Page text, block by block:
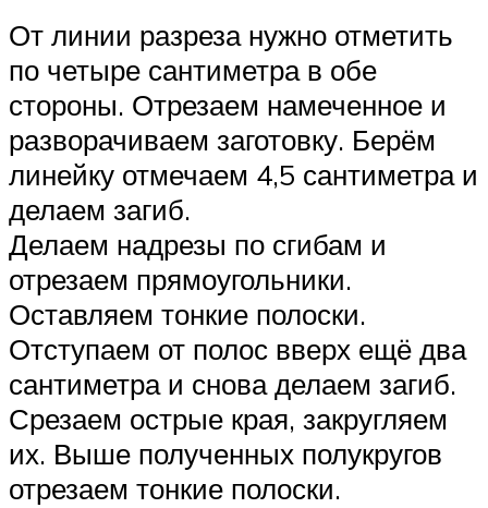
От линии разреза нужно отметить
по четыре сантиметра в обе
стороны. Отрезаем намеченное и
разворачиваем заготовку. Берём
линейку отмечаем 4,5 сантиметра и
делаем загиб.
Делаем надрезы по сгибам и
отрезаем прямоугольники.
Оставляем тонкие полоски.
Отступаем от полос вверх ещё два
сантиметра и снова делаем загиб.
Срезаем острые края, закругляем
их. Выше полученных полукругов
отрезаем тонкие полоски.